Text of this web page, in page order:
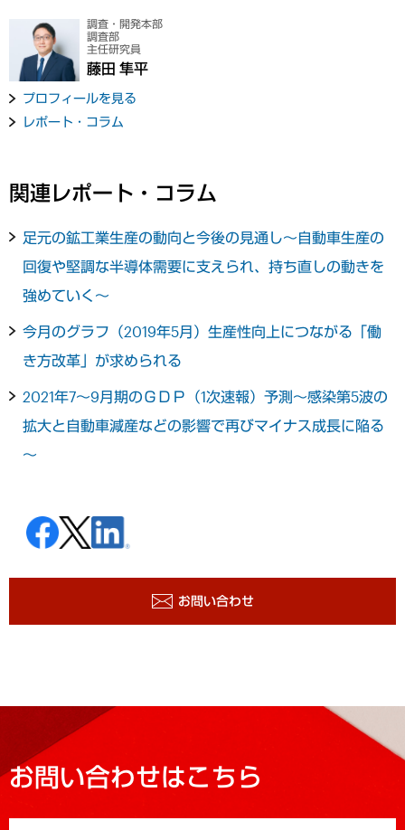
調査・開発本部
調査部
主任研究員
藤田 隼平
プロフィールを見る
レポート・コラム
関連レポート・コラム
足元の鉱工業生産の動向と今後の見通し～自動車生産の
回復や堅調な半導体需要に支えられ、持ち直しの動きを
強めていく～
今月のグラフ（2019年5月）生産性向上につながる「働
き方改革」が求められる
2021年7～9月期のＧＤＰ（1次速報）予測～感染第5波の
拡大と自動車減産などの影響で再びマイナス成長に陥る
～
お問い合わせ
お問い合わせはこちら